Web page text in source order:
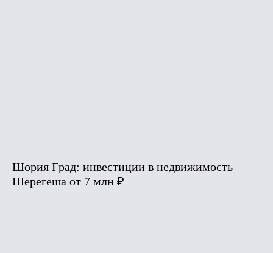
Шория Град: инвестиции в недвижимость
Шерегеша от 7 млн ₽